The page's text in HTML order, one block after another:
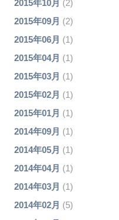
2015年10月 (2)
2015年09月 (2)
2015年06月 (1)
2015年04月 (1)
2015年03月 (1)
2015年02月 (1)
2015年01月 (1)
2014年09月 (1)
2014年05月 (1)
2014年04月 (1)
2014年03月 (1)
2014年02月 (5)